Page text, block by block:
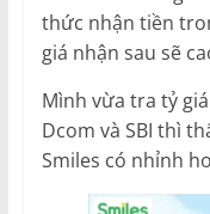
thức nhận tiền
giá nhận sau sẽ
Mình vừa tra tỷ
Dcom và SBI thì
Smiles có nhỉnh